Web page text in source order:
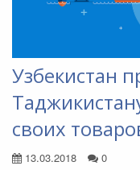
Узбекистан
своих
13.03.2018 0